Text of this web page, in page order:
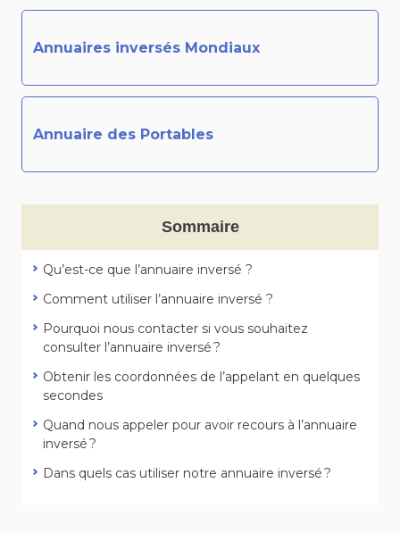
Annuaires inversés Mondiaux
Annuaire des Portables
Sommaire
Qu’est-ce que l’annuaire inversé ?
Comment utiliser l’annuaire inversé ?
Pourquoi nous contacter si vous souhaitez
consulter l’annuaire inversé ?
Obtenir les coordonnées de l’appelant en quelques
secondes
Quand nous appeler pour avoir recours à l’annuaire
inversé ?
Dans quels cas utiliser notre annuaire inversé ?